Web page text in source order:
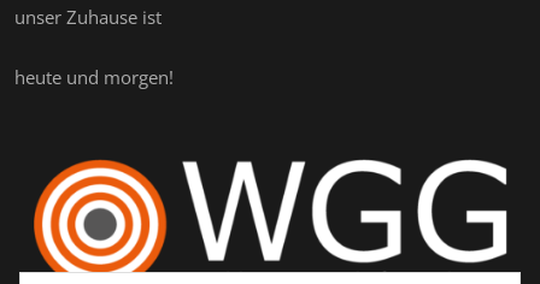
unser Zuhause ist
heute und morgen!